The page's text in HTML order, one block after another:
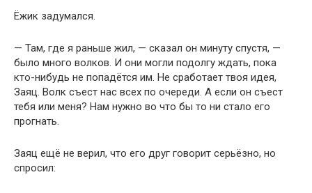
Ёжик задумался.
— Там, где я раньше жил, — сказал он минуту спустя, —
было много волков. И они могли подолгу ждать, пока
кто-нибудь не попадётся им. Не сработает твоя идея,
Заяц. Волк съест нас всех по очереди. А если он съест
тебя или меня? Нам нужно во что бы то ни стало его
прогнать.
Заяц ещё не верил, что его друг говорит серьёзно, но
спросил: